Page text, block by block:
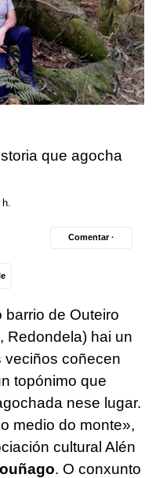
que agocha
Comentar ·
barrio de Outeiro
Redondela) hai un
veciños coñecen
topónimo que
nese lugar.
medio do monte»,
cultural Alén
. O conxunto